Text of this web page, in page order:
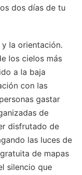
dos días de tu
la orientación.
los cielos más
a la baja
con las
gastar
de
disfrutado de
las luces de
de mapas
silencio que